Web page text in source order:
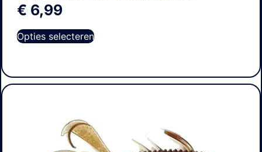
€ 6,99
Opties selecteren